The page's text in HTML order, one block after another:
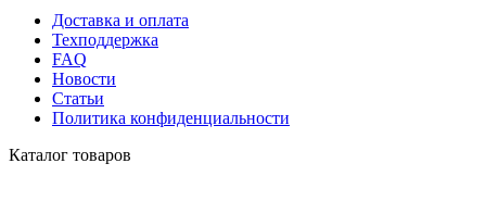
Доставка и оплата
Техподдержка
FAQ
Новости
Статьи
Политика конфиденциальности
Каталог товаров